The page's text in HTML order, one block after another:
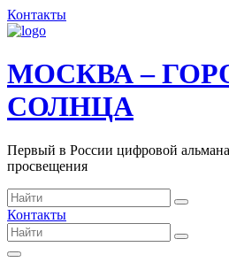
Контакты
МОСКВА –
СОЛНЦА
Первый в России цифровой
просвещения
Контакты